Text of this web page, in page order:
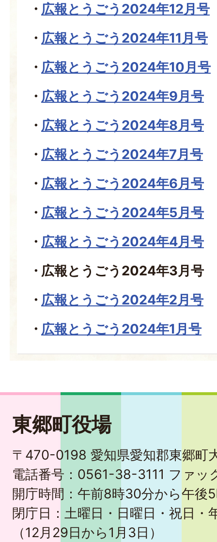
広報とうごう2024年12月号
広報とうごう2024年11月号
広報とうごう2024年10月号
広報とうごう2024年9月号
広報とうごう2024年8月号
広報とうごう2024年7月号
広報とうごう2024年6月号
広報とうごう2024年5月号
広報とうごう2024年4月号
広報とうごう2024年3月号
広報とうごう2024年2月号
広報とうごう2024年1月号
東郷町役場
〒470-0198 愛知県愛知郡東郷町
電話番号：0561-38-3111 ファ
開庁時間：午前8時30分から午後
閉庁日：土曜日・日曜日・祝日・
（12月29日から1月3日）